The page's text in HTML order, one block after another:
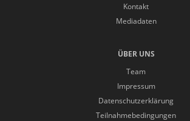
Kontakt
Mediadaten
ÜBER UNS
Team
Impressum
Datenschutzerklärung
Teilnahmebedingungen